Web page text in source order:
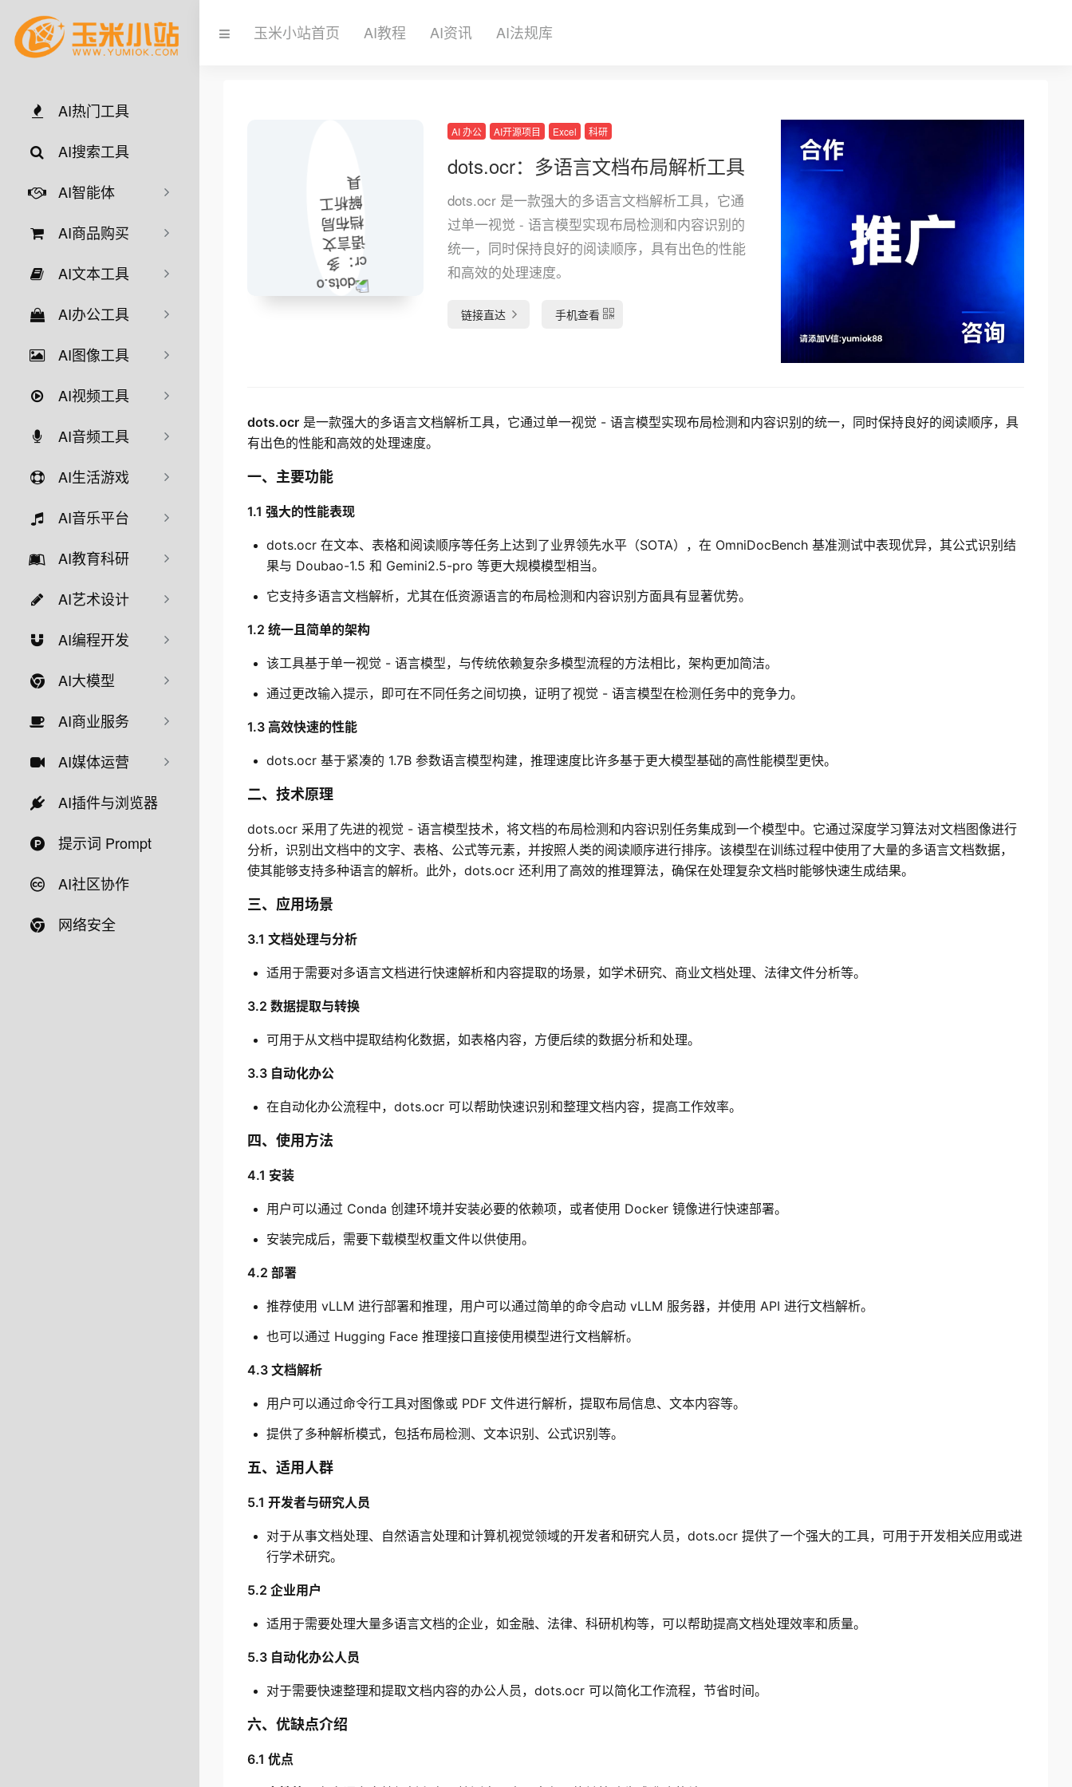
AI热门工具
AI搜索工具
AI智能体
AI商品购买
AI文本工具
AI办公工具
AI图像工具
AI视频工具
AI音频工具
AI生活游戏
AI音乐平台
AI教育科研
AI艺术设计
AI编程开发
AI大模型
AI商业服务
AI媒体运营
AI插件与浏览器
提示词 Prompt
AI社区协作
网络安全
玉米小站首页 AI教程 AI资讯 AI法规库
AI 办公 AI开源项目 Excel 科研
dots.ocr：多语言文档布局解析工具
dots.ocr 是一款强大的多语言文档解析工具，它通
过单一视觉 - 语言模型实现布局检测和内容识别的
统一，同时保持良好的阅读顺序，具有出色的性能
和高效的处理速度。
链接直达 手机查看
dots.ocr 是一款强大的多语言文档解析工具，它通过单一视觉 - 语言模型实现布局检测和内容识别的统一，同时保持良好的阅读顺序，具
有出色的性能和高效的处理速度。
一、主要功能
1.1 强大的性能表现
dots.ocr 在文本、表格和阅读顺序等任务上达到了业界领先水平（SOTA），在 OmniDocBench 基准测试中表现优异，其公式识别结
果与 Doubao-1.5 和 Gemini2.5-pro 等更大规模模型相当。
它支持多语言文档解析，尤其在低资源语言的布局检测和内容识别方面具有显著优势。
1.2 统一且简单的架构
该工具基于单一视觉 - 语言模型，与传统依赖复杂多模型流程的方法相比，架构更加简洁。
通过更改输入提示，即可在不同任务之间切换，证明了视觉 - 语言模型在检测任务中的竞争力。
1.3 高效快速的性能
dots.ocr 基于紧凑的 1.7B 参数语言模型构建，推理速度比许多基于更大模型基础的高性能模型更快。
二、技术原理
dots.ocr 采用了先进的视觉 - 语言模型技术，将文档的布局检测和内容识别任务集成到一个模型中。它通过深度学习算法对文档图像进行
分析，识别出文档中的文字、表格、公式等元素，并按照人类的阅读顺序进行排序。该模型在训练过程中使用了大量的多语言文档数据，
使其能够支持多种语言的解析。此外，dots.ocr 还利用了高效的推理算法，确保在处理复杂文档时能够快速生成结果。
三、应用场景
3.1 文档处理与分析
适用于需要对多语言文档进行快速解析和内容提取的场景，如学术研究、商业文档处理、法律文件分析等。
3.2 数据提取与转换
可用于从文档中提取结构化数据，如表格内容，方便后续的数据分析和处理。
3.3 自动化办公
在自动化办公流程中，dots.ocr 可以帮助快速识别和整理文档内容，提高工作效率。
四、使用方法
4.1 安装
用户可以通过 Conda 创建环境并安装必要的依赖项，或者使用 Docker 镜像进行快速部署。
安装完成后，需要下载模型权重文件以供使用。
4.2 部署
推荐使用 vLLM 进行部署和推理，用户可以通过简单的命令启动 vLLM 服务器，并使用 API 进行文档解析。
也可以通过 Hugging Face 推理接口直接使用模型进行文档解析。
4.3 文档解析
用户可以通过命令行工具对图像或 PDF 文件进行解析，提取布局信息、文本内容等。
提供了多种解析模式，包括布局检测、文本识别、公式识别等。
五、适用人群
5.1 开发者与研究人员
对于从事文档处理、自然语言处理和计算机视觉领域的开发者和研究人员，dots.ocr 提供了一个强大的工具，可用于开发相关应用或进
行学术研究。
5.2 企业用户
适用于需要处理大量多语言文档的企业，如金融、法律、科研机构等，可以帮助提高文档处理效率和质量。
5.3 自动化办公人员
对于需要快速整理和提取文档内容的办公人员，dots.ocr 可以简化工作流程，节省时间。
六、优缺点介绍
6.1 优点